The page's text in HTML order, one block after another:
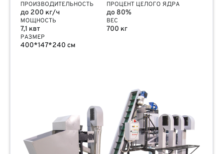
ПРОИЗВОДИТЕЛЬНОСТЬ
до 200 кг/ч
ПРОЦЕНТ ЦЕЛОГО ЯДРА
до 80%
МОЩНОСТЬ
7,1 квт
ВЕС
700 кг
РАЗМЕР
400*147*240 см